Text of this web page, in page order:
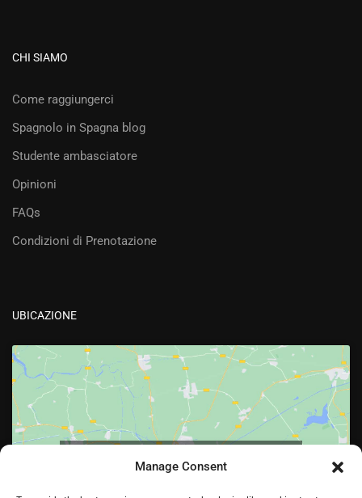
Manage Consent
CHI SIAMO
Come raggiungerci
Spagnolo in Spagna blog
Studente ambasciatore
Opinioni
FAQs
Condizioni di Prenotazione
UBICAZIONE
abilitare questo contenuto